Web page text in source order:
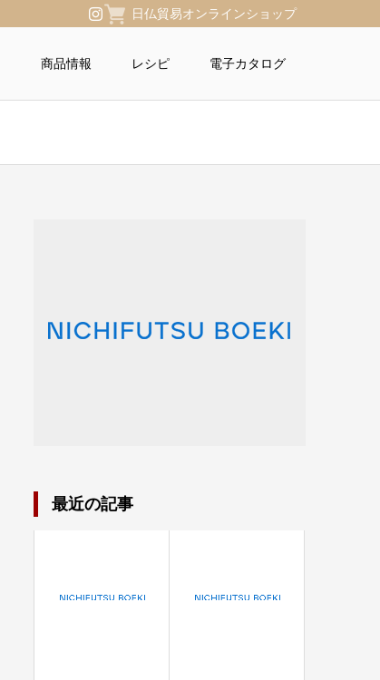
日仏貿易オンラインショップ
商品情報 レシピ 電子カタログ
最近の記事